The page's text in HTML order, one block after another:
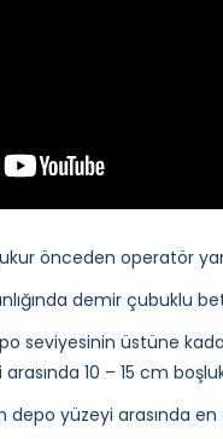
önceden operatör
demir çubuklu
seviyesinin üstüne
10 – 15 cm
yüzeyi arasında en